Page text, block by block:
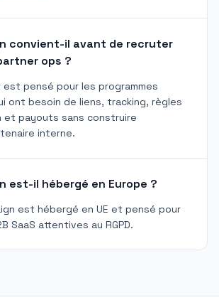
convient-il avant de recruter
ops ?
est pensé pour les programmes
ont besoin de liens, tracking, règles
et payouts sans construire
interne.
est-il hébergé en Europe ?
est hébergé en UE et pensé pour
SaaS attentives au RGPD.